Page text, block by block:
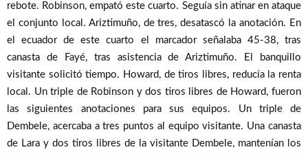
rebote. Robinson, empató este cuarto. Seguía sin atinar en ataque
el conjunto local. Ariztimuño, de tres, desatascó la anotación. En
el ecuador de este cuarto el marcador señalaba 45-38, tras
canasta de Fayé, tras asistencia de Ariztimuño. El banquillo
visitante solicitó tiempo. Howard, de tiros libres, reducía la renta
local. Un triple de Robinson y dos tiros libres de Howard, fueron
las siguientes anotaciones para sus equipos. Un triple de
Dembele, acercaba a tres puntos al equipo visitante. Una canasta
de Lara y dos tiros libres de la visitante Dembele, mantenían los